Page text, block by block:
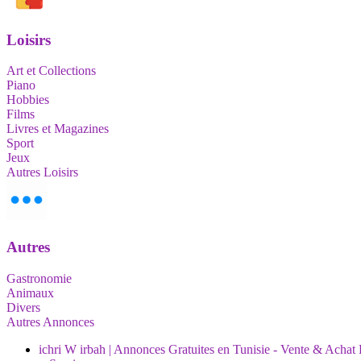
Loisirs
Art et Collections
Piano
Hobbies
Films
Livres et Magazines
Sport
Jeux
Autres Loisirs
Autres
Gastronomie
Animaux
Divers
Autres Annonces
ichri W irbah | Annonces Gratuites en Tunisie - Vente & Achat